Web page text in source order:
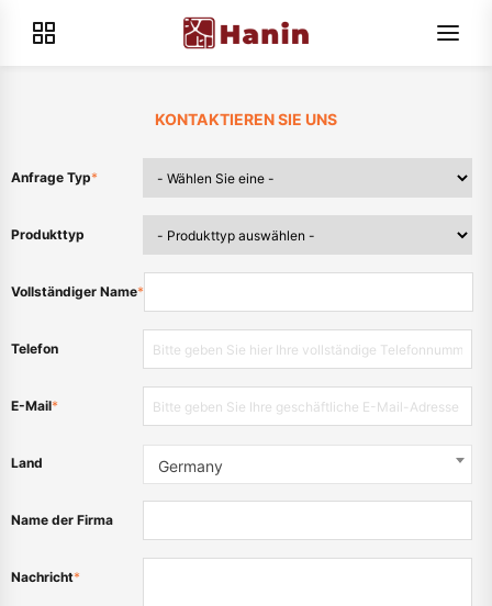
KONTAKTIEREN SIE UNS
Anfrage Typ*
Produkttyp
Vollständiger Name*
Telefon
E-Mail*
Land Germany
Name der Firma
Nachricht*